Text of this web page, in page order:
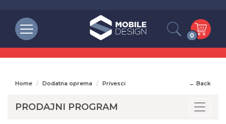
0
Home Dodatna oprema Privesci ← Back
PRODAJNI PROGRAM